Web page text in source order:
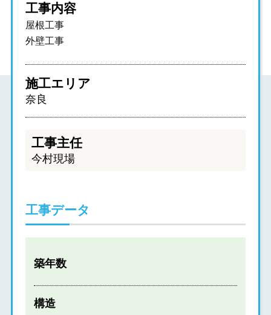
工事内容
屋根工事
外壁工事
施工エリア
奈良
工事主任
今村現場
工事データ
築年数
構造